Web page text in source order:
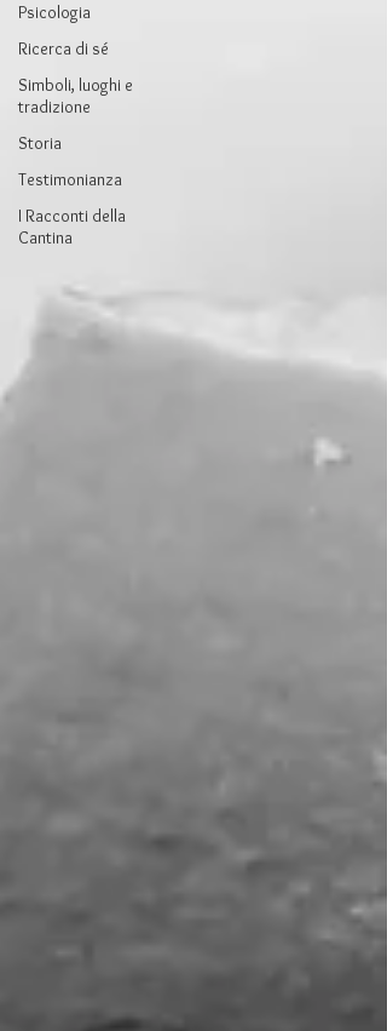
Psicologia
Ricerca di sé
Simboli, luoghi e
tradizione
Storia
Testimonianza
I Racconti della
Cantina